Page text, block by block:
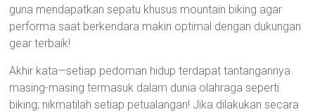
guna mendapatkan sepatu khusus mountain biking agar
performa saat berkendara makin optimal dengan dukungan
gear terbaik!
Akhir kata—setiap pedoman hidup terdapat tantangannya
masing-masing termasuk dalam dunia olahraga seperti
biking; nikmatilah setiap petualangan! Jika dilakukan secara